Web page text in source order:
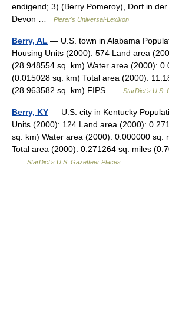
endigend; 3) (Berry Pomeroy), Dorf in
Devon …
Pierer's Universal-Lexikon
Berry, AL — U.S. town in Alabama
Housing Units (2000): 574 Land area
(28.948554 sq. km) Water area (2000):
(0.015028 sq. km) Total area (2000):
(28.963582 sq. km) FIPS …
StarDict's U.S.
Berry, KY — U.S. city in Kentucky
Units (2000): 124 Land area (2000):
sq. km) Water area (2000): 0.000000 sq.
Total area (2000): 0.271264 sq. miles
…
StarDict's U.S. Gazetteer Places